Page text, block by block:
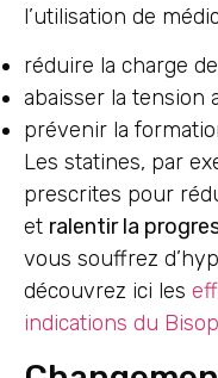
l’utilisation de
réduire la charge
abaisser la tension
prévenir la
Les statines, par
prescrites pour
et ralentir la
vous souffrez
découvrez ici les
indications du